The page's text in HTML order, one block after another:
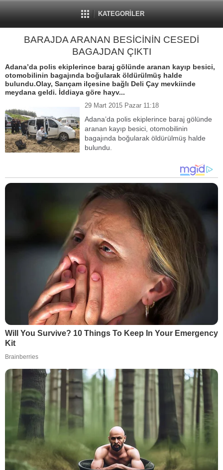
KATEGORİLER
BARAJDA ARANAN BESİCİNİN CESEDİ
BAGAJDAN ÇIKTI
Adana’da polis ekiplerince baraj gölünde aranan kayıp besici,
otomobilinin bagajında boğularak öldürülmüş halde
bulundu.Olay, Sarıçam ilçesine bağlı Deli Çay mevkiinde
meydana geldi. İddiaya göre hayv...
29 Mart 2015 Pazar 11:18
Adana’da polis ekiplerince baraj gölünde
aranan kayıp besici, otomobilinin
bagajında boğularak öldürülmüş halde
bulundu.